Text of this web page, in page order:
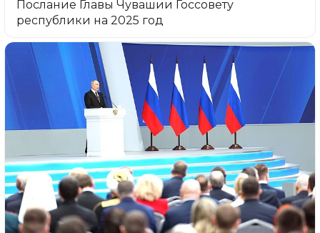
Послание Главы Чувашии Госсовету
республики на 2025 год